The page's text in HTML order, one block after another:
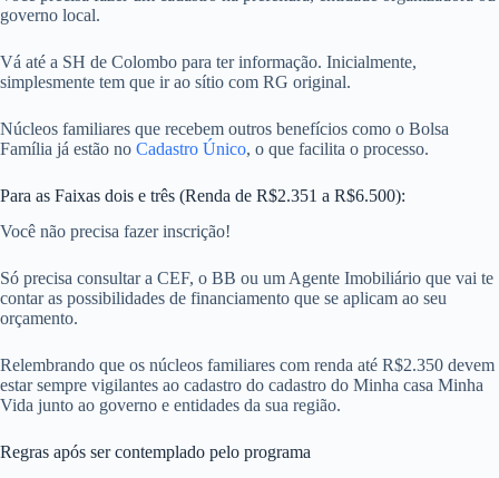
governo local.
Vá até a SH de Colombo para ter informação. Inicialmente,
simplesmente tem que ir ao sítio com RG original.
Núcleos familiares que recebem outros benefícios como o Bolsa
Família já estão no Cadastro Único, o que facilita o processo.
Para as Faixas dois e três (Renda de R$2.351 a R$6.500):
Você não precisa fazer inscrição!
Só precisa consultar a CEF, o BB ou um Agente Imobiliário que vai te
contar as possibilidades de financiamento que se aplicam ao seu
orçamento.
Relembrando que os núcleos familiares com renda até R$2.350 devem
estar sempre vigilantes ao cadastro do cadastro do Minha casa Minha
Vida junto ao governo e entidades da sua região.
Regras após ser contemplado pelo programa